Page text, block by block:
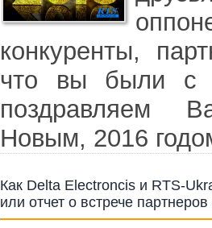
конкуренты,
что вы были с
поздравляем
Новым, 2016
Как Delta Electroncis и RTS-
или отчет о встрече